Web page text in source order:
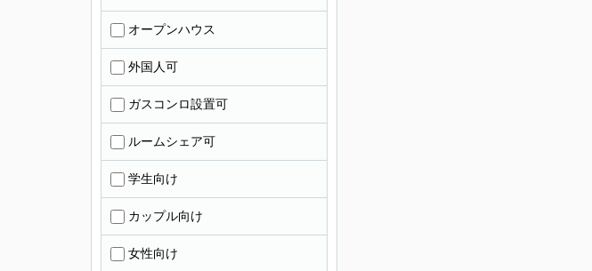
オープンハウス
外国人可
ガスコンロ設置可
ルームシェア可
学生向け
カップル向け
女性向け